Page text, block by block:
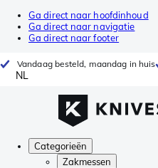
Ga direct naar hoofdinhoud
Ga direct naar navigatie
Ga direct naar footer
Vandaag besteld, maandag in huis
NL
Categorieën
Zakmessen